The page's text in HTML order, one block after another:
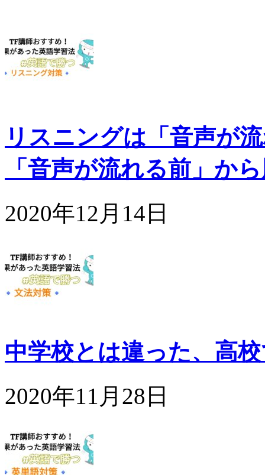
リスニングは「音声が
「音声が流れる前」か
2020年12月14日
中学校とは違った、高
2020年11月28日